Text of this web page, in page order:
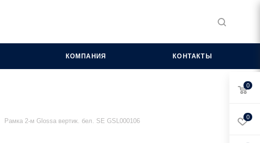
КОМПАНИЯ КОНТАКТЫ
Рамка 2-м Glossa вертик. бел. SE GSL000106
0
0